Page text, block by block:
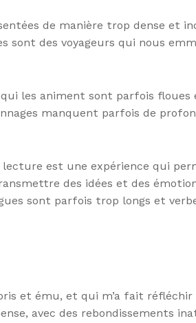
de manière trop dense et
sont des voyageurs qui nous
les animent sont parfois floues
manquent parfois de
est une expérience qui
des idées et des
sont parfois trop longs et
et ému, et qui m’a fait réfléchir
avec des rebondissements